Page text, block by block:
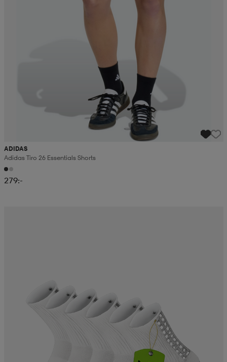
ADIDAS
Adidas Tiro 26 Essentials Shorts
279:-